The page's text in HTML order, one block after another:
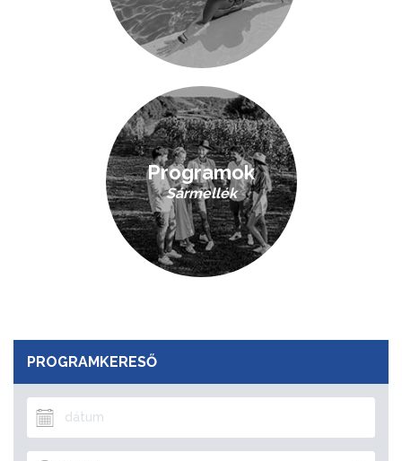
PROGRAMKERESŐ
Programok
Sármellék